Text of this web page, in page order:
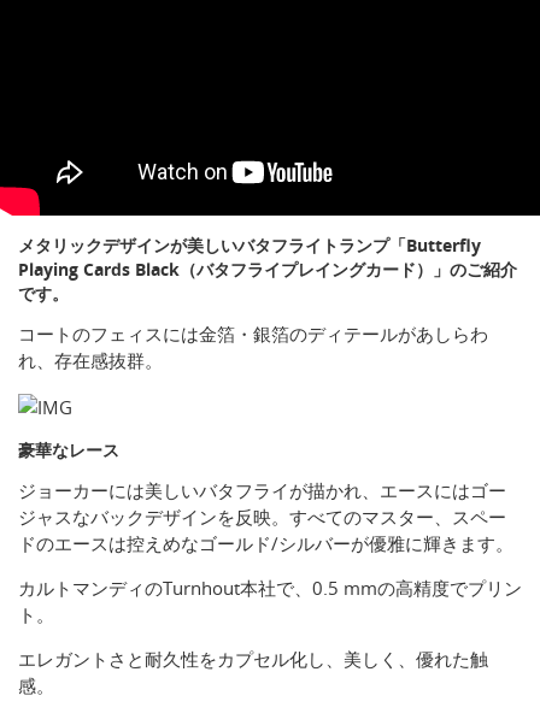
メタリックデザインが美しいバタフライトランプ「Butterfly
Playing Cards Black（バタフライプレイングカード）」のご紹介
です。
コートのフェィスには金箔・銀箔のディテールがあしらわ
れ、存在感抜群。
豪華なレース
ジョーカーには美しいバタフライが描かれ、エースにはゴー
ジャスなバックデザインを反映。すべてのマスター、スペー
ドのエースは控えめなゴールド/シルバーが優雅に輝きます。
カルトマンディのTurnhout本社で、0.5 mmの高精度でプリン
ト。
エレガントさと耐久性をカプセル化し、美しく、優れた触
感。